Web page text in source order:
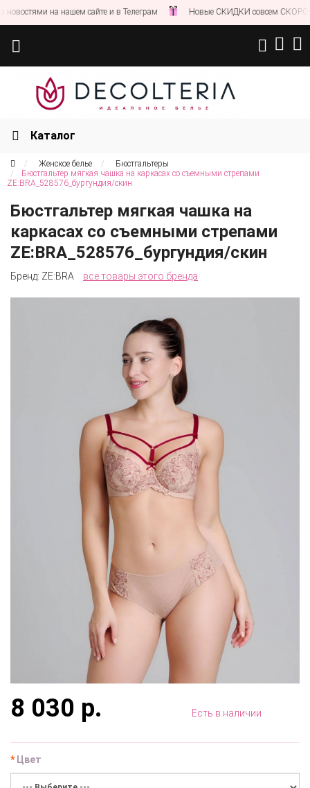
на нашем сайте и в Телеграм Новые СКИДКИ совсем СКОРО!
Каталог
Женское белье
Бюстгальтеры
Бюстгальтер мягкая чашка на каркасах cо съемными стрепами
ZE:BRA_528576_бургундия/скин
Бюстгальтер мягкая чашка на
каркасах cо съемными стрепами
ZE:BRA_528576_бургундия/скин
Бренд: ZE:BRA все товары этого бренда
8 030 р. Есть в наличии
Цвет